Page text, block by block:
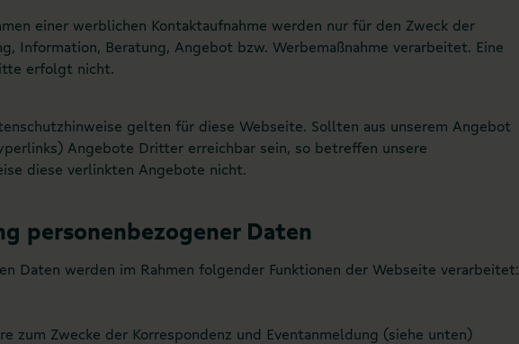
einer werblichen Kontaktaufnahme werden nur für den Zweck der
Information, Beratung, Angebot bzw. Werbemaßnahme verarbeitet. Eine
erfolgt nicht.
gelten für diese Webseite. Sollten aus unserem Angebot
Angebote Dritter erreichbar sein, so betreffen unsere
diese verlinkten Angebote nicht.
personenbezogener Daten
Daten werden im Rahmen folgender Funktionen der Webseite verarbeitet:
zum Zwecke der Korrespondenz und Eventanmeldung (siehe unten)